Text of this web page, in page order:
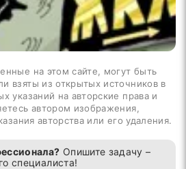
на этом сайте, могут быть
взяты из открытых источников в
указаний на авторские права и
автором изображения,
авторства или его удаления.
Опишите задачу –
специалиста!